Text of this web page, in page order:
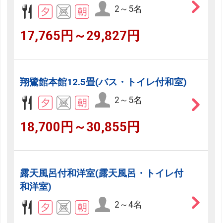
2～5名
17,765円～29,827円
翔鷺館本館12.5畳(バス・トイレ付和室)
2～5名
18,700円～30,855円
露天風呂付和洋室(露天風呂・トイレ付
和洋室)
2～4名